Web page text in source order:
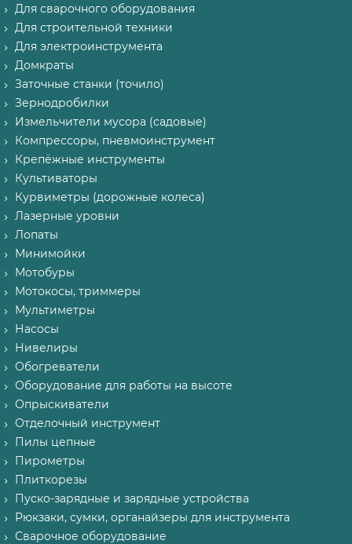
Для сварочного оборудования
Для строительной техники
Для электроинструмента
Домкраты
Заточные станки (точило)
Зернодробилки
Измельчители мусора (садовые)
Компрессоры, пневмоинструмент
Крепёжные инструменты
Культиваторы
Курвиметры (дорожные колеса)
Лазерные уровни
Лопаты
Минимойки
Мотобуры
Мотокосы, триммеры
Мультиметры
Насосы
Нивелиры
Обогреватели
Оборудование для работы на высоте
Опрыскиватели
Отделочный инструмент
Пилы цепные
Пирометры
Плиткорезы
Пуско-зарядные и зарядные устройства
Рюкзаки, сумки, органайзеры для инструмента
Сварочное оборудование